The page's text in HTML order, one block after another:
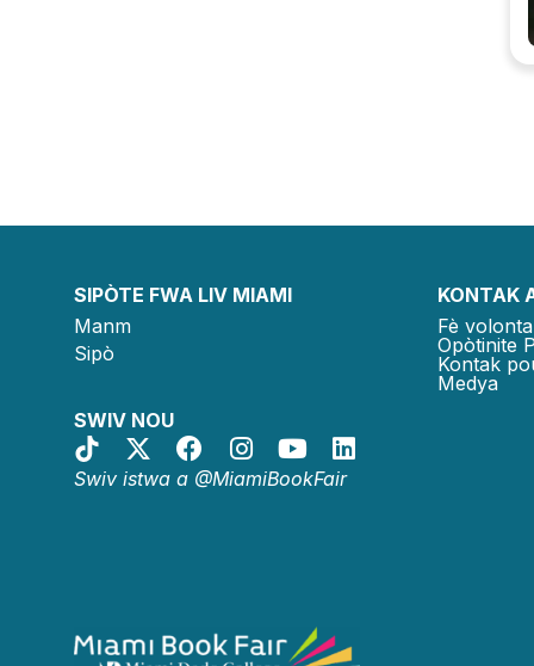
SIPÒTE FWA LIV MIAMI
Manm
Sipò
SWIV NOU
Swiv istwa a @MiamiBookFair
KONTAK
Fè
Opòtinite
Kontak
Medya